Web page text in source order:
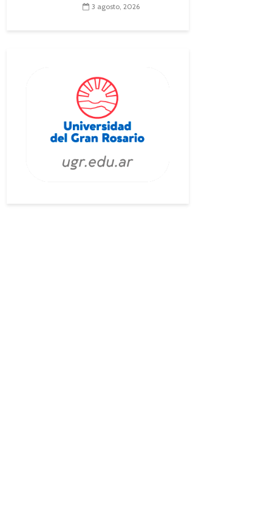
3 agosto, 2026